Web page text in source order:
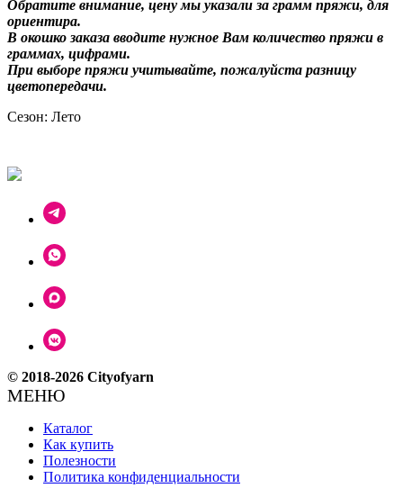
Обратите внимание, цену мы указали за грамм пряжи, для
ориентира.
В окошко заказа вводите нужное Вам количество пряжи в
граммах, цифрами.
При выборе пряжи учитывайте, пожалуйста разницу
цветопередачи.
Сезон: Лето
© 2018-2026 Cityofyarn
МЕНЮ
Каталог
Как купить
Полезности
Политика конфиденциальности